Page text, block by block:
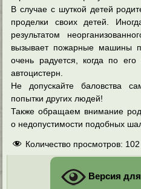
В случае с шуткой детей
проделки своих детей.
результатом
вызывает пожарные машины
очень радуется, когда по его
автоцистерн.
Не допускайте баловства
попытки других людей!
Также обращаем внимание
о недопустимости подобных
Количество просмотров: 102
Версия